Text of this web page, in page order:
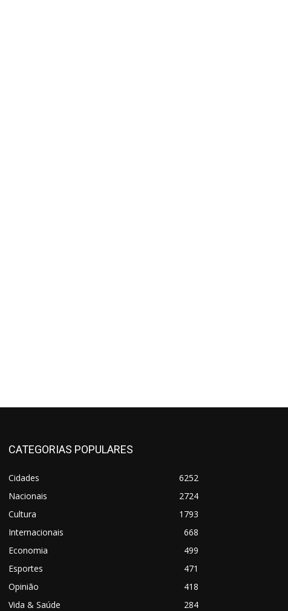
CATEGORIAS POPULARES
Cidades
6252
Nacionais
2724
Cultura
1793
Internacionais
668
Economia
499
Esportes
471
Opinião
418
Vida & Saúde
284